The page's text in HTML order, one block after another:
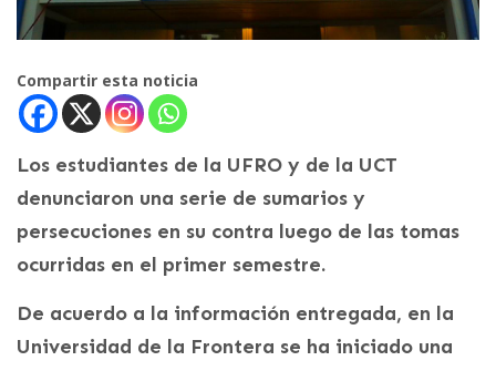
Compartir esta noticia
Los estudiantes de la UFRO y de la UCT
denunciaron una serie de sumarios y
persecuciones en su contra luego de las tomas
ocurridas en el primer semestre.
De acuerdo a la información entregada, en la
Universidad de la Frontera se ha iniciado una